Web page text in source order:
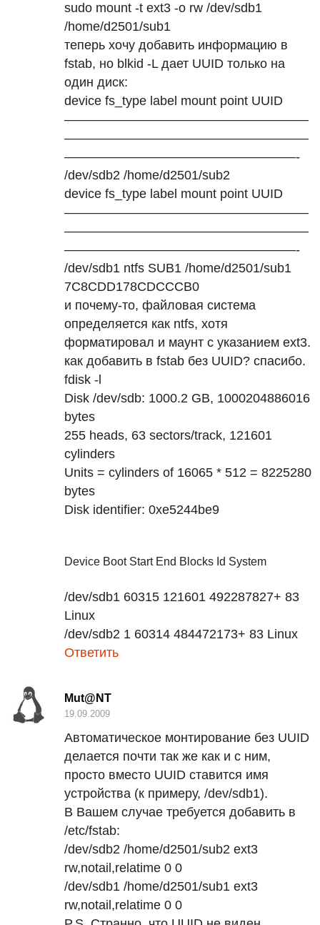
sudo mount -t ext3 -o rw /dev/sdb1
/home/d2501/sub1
теперь хочу добавить информацию в
fstab, но blkid -L дает UUID только на
один диск:
device fs_type label mount point UUID
———————————————————
———————————————————
——————————————————-
/dev/sdb2 /home/d2501/sub2
device fs_type label mount point UUID
———————————————————
———————————————————
——————————————————-
/dev/sdb1 ntfs SUB1 /home/d2501/sub1
7C8CDD178CDCCCB0
и почему-то, файловая система
определяется как ntfs, хотя
форматировал и маунт с указанием ext3.
как добавить в fstab без UUID? спасибо.
fdisk -l
Disk /dev/sdb: 1000.2 GB, 1000204886016
bytes
255 heads, 63 sectors/track, 121601
cylinders
Units = cylinders of 16065 * 512 = 8225280
bytes
Disk identifier: 0xe5244be9
Device Boot Start End Blocks Id System
/dev/sdb1 60315 121601 492287827+ 83
Linux
/dev/sdb2 1 60314 484472173+ 83 Linux
Ответить
Mut@NT
19.09.2009
Автоматическое монтирование без UUID
делается почти так же как и с ним,
просто вместо UUID ставится имя
устройства (к примеру, /dev/sdb1).
В Вашем случае требуется добавить в
/etc/fstab:
/dev/sdb2 /home/d2501/sub2 ext3
rw,notail,relatime 0 0
/dev/sdb1 /home/d2501/sub1 ext3
rw,notail,relatime 0 0